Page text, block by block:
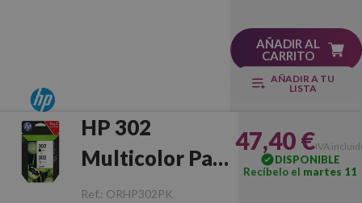
AÑADIR AL
CARRITO
AÑADIR A TU
LISTA
HP 302
Multicolor Pack
Negro/Color
Ref.: ORHP302PK
47,40 €IVA
DISPONIBLE
Recíbelo el martes 11